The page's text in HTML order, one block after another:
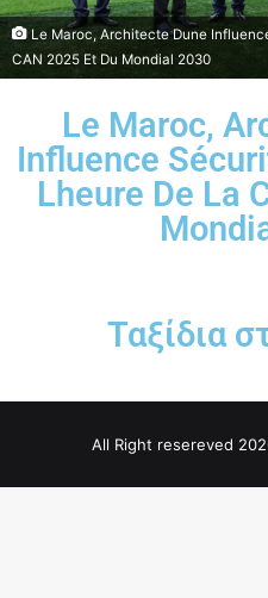
Le Maroc, Architecte Dune
CAN 2025 Et Du Mondial 2030
Le Maroc,
Influence
Lheure De La
Ταξίδια
All Right resereved